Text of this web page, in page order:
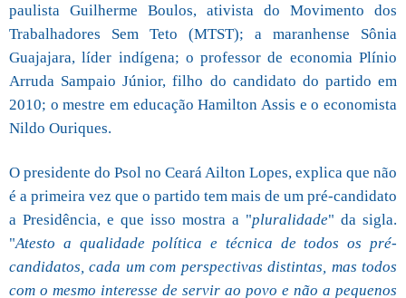
paulista Guilherme Boulos, ativista do Movimento dos
Trabalhadores Sem Teto (MTST); a maranhense Sônia
Guajajara, líder indígena; o professor de economia Plínio
Arruda Sampaio Júnior, filho do candidato do partido em
2010; o mestre em educação Hamilton Assis e o economista
Nildo Ouriques.
O presidente do Psol no Ceará Ailton Lopes, explica que não
é a primeira vez que o partido tem mais de um pré-candidato
a Presidência, e que isso mostra a "pluralidade" da sigla.
"Atesto a qualidade política e técnica de todos os pré-
candidatos, cada um com perspectivas distintas, mas todos
com o mesmo interesse de servir ao povo e não a pequenos